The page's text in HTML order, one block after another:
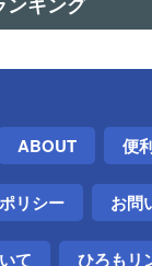
オフラインインス
・Linux）
セットアップ画面
ABOUT 便
リシー お問
て ひろもリ